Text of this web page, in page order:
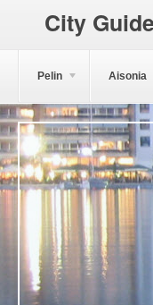
City Guide
Pelin Aisonia